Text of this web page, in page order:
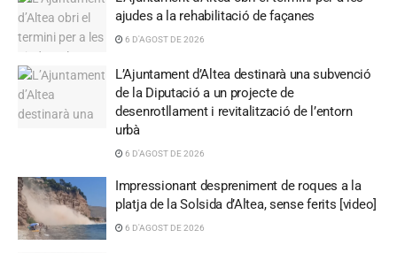
ajudes a la rehabilitació de façanes
6 D'AGOST DE 2026
L’Ajuntament d’Altea destinarà una subvenció
de la Diputació a un projecte de
desenrotllament i revitalització de l’entorn
urbà
6 D'AGOST DE 2026
Impressionant despreniment de roques a la
platja de la Solsida d’Altea, sense ferits [video]
6 D'AGOST DE 2026